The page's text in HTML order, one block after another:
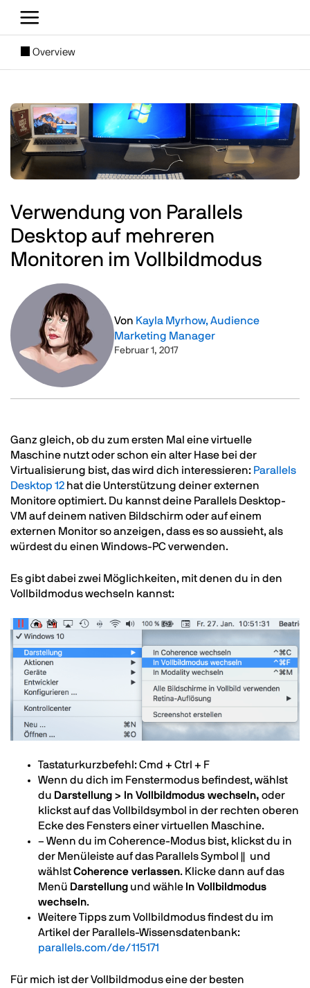
[SUBNAV] Blogs
Overview
Image
Verwendung von Parallels
Desktop auf mehreren
Monitoren im Vollbildmodus
Image
Von Kayla Myrhow, Audience
Marketing Manager
Februar 1, 2017
Text
Ganz gleich, ob du zum ersten Mal eine virtuelle
Maschine nutzt oder schon ein alter Hase bei der
Virtualisierung bist, das wird dich interessieren: Parallels
Desktop 12 hat die Unterstützung deiner externen
Monitore optimiert. Du kannst deine Parallels Desktop-
VM auf deinem nativen Bildschirm oder auf einem
externen Monitor so anzeigen, dass es so aussieht, als
würdest du einen Windows-PC verwenden.
Es gibt dabei zwei Möglichkeiten, mit denen du in den
Vollbildmodus wechseln kannst:
Image
Text
Tastaturkurzbefehl: Cmd + Ctrl + F
Wenn du dich im Fenstermodus befindest, wählst
du Darstellung > In Vollbildmodus wechseln, oder
klickst auf das Vollbildsymbol in der rechten oberen
Ecke des Fensters einer virtuellen Maschine.
– Wenn du im Coherence-Modus bist, klickst du in
der Menüleiste auf das Parallels Symbol || und
wählstCoherence verlassen. Klicke dann auf das
Menü Darstellung und wähle In Vollbildmodus
wechseln.
Weitere Tipps zum Vollbildmodus findest du im
Artikel der Parallels-Wissensdatenbank:
parallels.com/de/115171
Für mich ist der Vollbildmodus eine der besten